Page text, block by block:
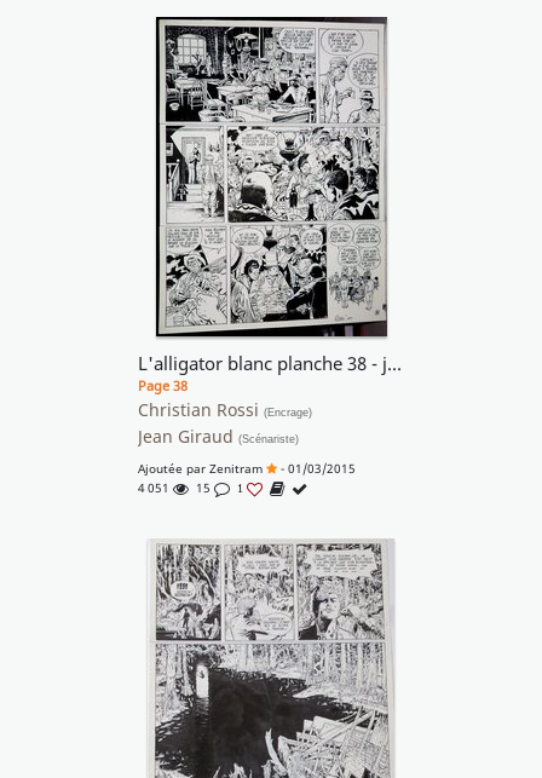
L'alligator blanc planche 38 - j'adore cette foule si vivante et si présente !!
Page 38
Christian Rossi (Encrage)
Jean Giraud (Scénariste)
Ajoutée par Zenitram
- 01/03/2015
4 051
15 1